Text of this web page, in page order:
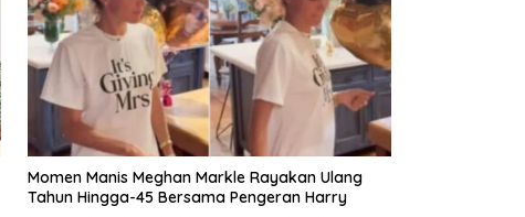
Momen Manis Meghan Markle Rayakan Ulang
Tahun Hingga-45 Bersama Pengeran Harry